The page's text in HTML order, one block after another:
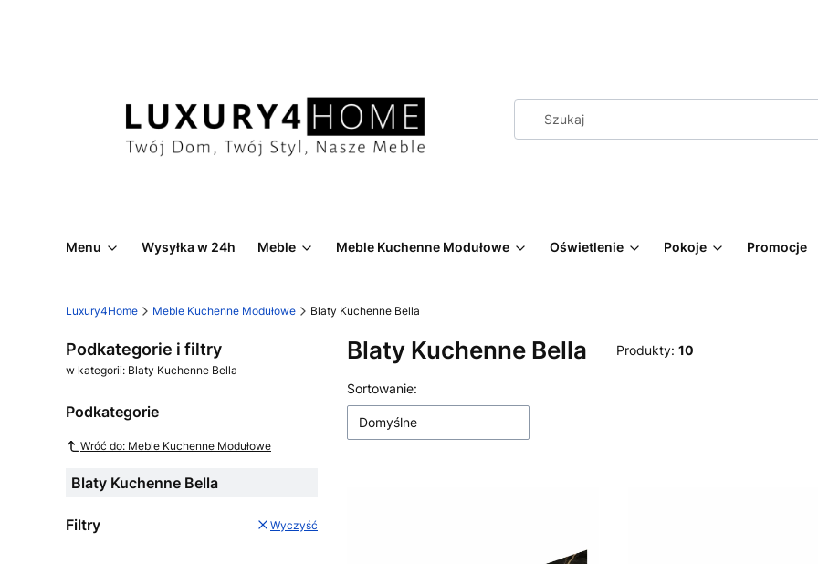
Menu Wysyłka w 24h Meble Meble Kuchenne Modułowe Oświetlenie Pokoje Promocje
Luxury4Home Meble Kuchenne Modułowe Blaty Kuchenne Bella
Podkategorie i filtry
w kategorii: Blaty Kuchenne Bella
Podkategorie
Wróć do: Meble Kuchenne Modułowe
Blaty Kuchenne Bella
Filtry Wyczyść
Blaty Kuchenne Bella Produkty: 10
Lista produktów
Sortowanie:
Domyślne